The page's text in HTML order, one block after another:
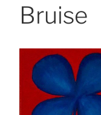
Bruise